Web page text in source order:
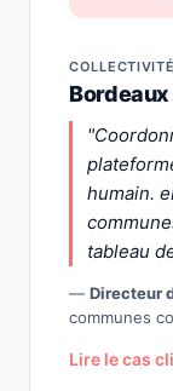
humain.
tableau
— Directeur
communes
Lire le cas